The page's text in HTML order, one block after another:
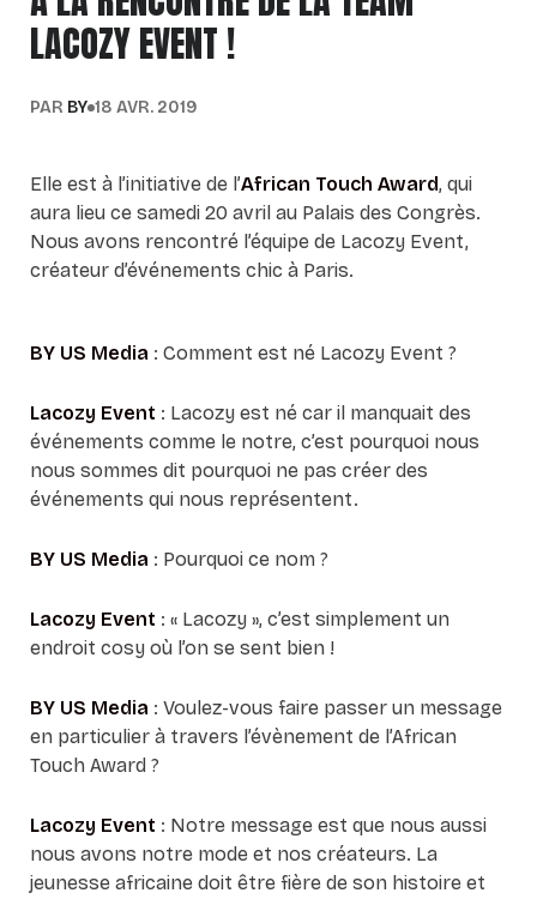
LACOZY EVENT !
PAR BY 18 AVR. 2019
Elle est à l’initiative de l’African Touch Award, qui
aura lieu ce samedi 20 avril au Palais des Congrès.
Nous avons rencontré l’équipe de Lacozy Event,
créateur d’événements chic à Paris.
BY US Media: Comment est né Lacozy Event ?
Lacozy Event : Lacozy est né car il manquait des
événements comme le notre, c’est pourquoi nous
nous sommes dit pourquoi ne pas créer des
événements qui nous représentent.
BY US Media: Pourquoi ce nom ?
Lacozy Event : « Lacozy », c’est simplement un
endroit cosy où l’on se sent bien !
BY US Media: Voulez-vous faire passer un message
en particulier à travers l’évènement de l’African
Touch Award ?
Lacozy Event : Notre message est que nous aussi
nous avons notre mode et nos créateurs. La
jeunesse africaine doit être fière de son histoire et